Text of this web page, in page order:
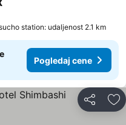
station: udaljenost 2.1 km
Pogledaj cene
Deli